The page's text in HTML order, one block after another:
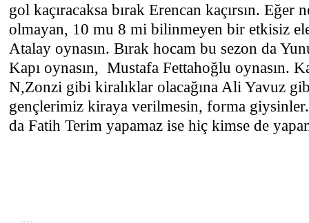
gol kaçıracaksa bırak Erencan kaçırsın. Eğer
olmayan, 10 mu 8 mi bilinmeyen bir etkisiz
Atalay oynasın. Bırak hocam bu sezon da
Kapı oynasın, Mustafa Fettahoğlu oynasın.
N,Zonzi gibi kiralıklar olacağına Ali Yavuz
gençlerimiz kiraya verilmesin, forma
da Fatih Terim yapamaz ise hiç kimse de